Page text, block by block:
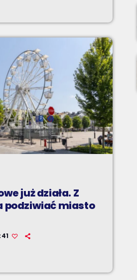
już działa. Z
podziwiać miasto